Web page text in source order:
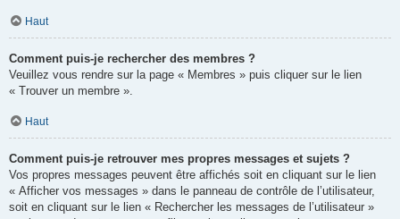
Haut
Comment puis-je rechercher des membres ?
Veuillez vous rendre sur la page « Membres » puis cliquer sur le lien
« Trouver un membre ».
Haut
Comment puis-je retrouver mes propres messages et sujets ?
Vos propres messages peuvent être affichés soit en cliquant sur le lien
« Afficher vos messages » dans le panneau de contrôle de l’utilisateur,
soit en cliquant sur le lien « Rechercher les messages de l’utilisateur »